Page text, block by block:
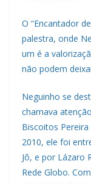
O “Encantador
palestra, onde
um é a
não podem
Neguinho se
chamava
Biscoitos
2010, ele foi
Jô, e por Lázaro
Rede Globo.